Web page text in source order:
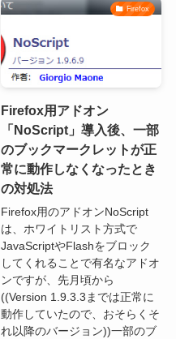
Firefox
Firefox用アドオン
「NoScript」導入後、一部
のブックマークレットが正
常に動作しなくなったとき
の対処法
Firefox用のアドオンNoScript
は、ホワイトリスト方式で
JavaScriptやFlashをブロック
してくれることで有名なアドオ
ンですが、先月頃から
((Version 1.9.3.3までは正常に
動作していたので、おそらくそ
れ以降のバージョン))一部のブ